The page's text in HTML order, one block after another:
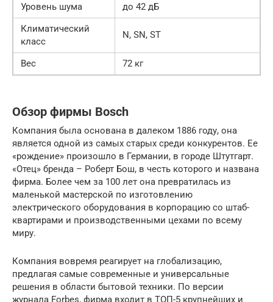
Уровень шума
до 42 дБ
Климатический
класс
N, SN, ST
Вес 72 кг
Обзор фирмы Bosch
Компания была основана в далеком 1886 году, она
является одной из самых старых среди конкурентов. Ее
«рождение» произошло в Германии, в городе Штутгарт.
«Отец» бренда – Роберт Бош, в честь которого и названа
фирма. Более чем за 100 лет она превратилась из
маленькой мастерской по изготовлению
электрического оборудования в корпорацию со штаб-
квартирами и производственными цехами по всему
миру.
Компания вовремя реагирует на глобализацию,
предлагая самые современные и универсальные
решения в области бытовой техники. По версии
журнала Forbes, фирма входит в ТОП-5 крупнейших и